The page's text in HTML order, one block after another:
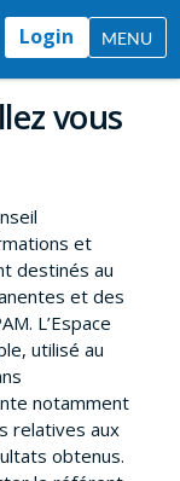
Login MENU
vous
et
destinés au
et des
L’Espace
utilisé au
notamment
relatives aux
obtenus.